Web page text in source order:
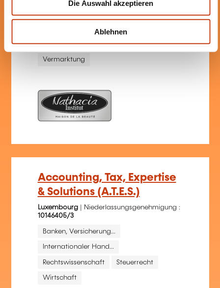
Die Auswahl akzeptieren
Ablehnen
Gesundheit Gesundhei... Immobilien
Kunsthandwerk
Sonstige Dienstleist... Sprachen
Vermarktung
Accounting, Tax, Expertise
& Solutions (A.T.E.S.)
Luxembourg| Niederlassungsgenehmigung :
10146405/3
Banken, Versicherung...
Internationaler Hand...
Rechtswissenschaft Steuerrecht
Wirtschaft